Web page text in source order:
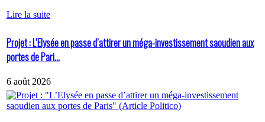
Lire la suite
Projet : L’Elysée en passe d’attirer un méga-investissement saoudien aux
portes de Pari...
6 août 2026